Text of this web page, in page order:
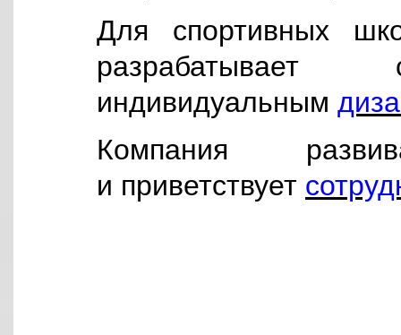
Для спортивных
индивидуальным
Компания
и приветствует